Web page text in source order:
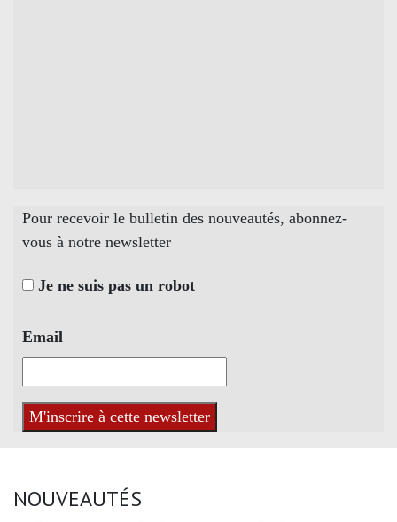
Pour recevoir le bulletin des nouveautés, abonnez-
vous à notre newsletter
Je ne suis pas un robot
Email
NOUVEAUTÉS